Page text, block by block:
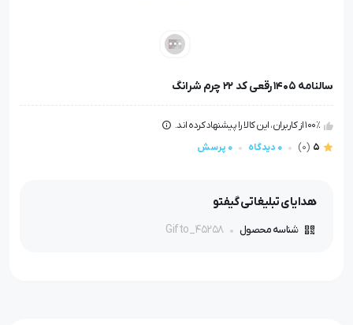
سالنامه 1405 رقعی کد 22 چرم شرانگ
100٪ از کاربران، این کالا را پیشنهاد کرده اند.
5
(0) 0 دیدگاه 0 پرسش
هدایای تبلیغاتی گیفتو
شناسه محصول Gifto_45258